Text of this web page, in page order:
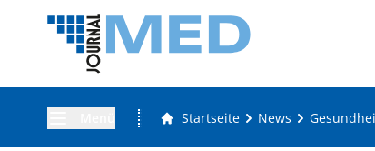
Startseite News